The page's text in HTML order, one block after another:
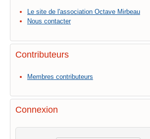
Le site de l'association Octave Mirbeau
Nous contacter
Contributeurs
Membres contributeurs
Connexion